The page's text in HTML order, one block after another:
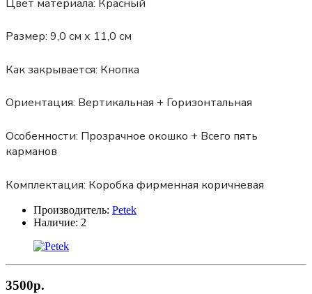
Цвет материала: Красный
Размер: 9,0 см х 11,0 см
Как закрывается: Кнопка
Ориентация: Вертикальная + Горизонтальная
Особенности: Прозрачное окошко + Всего пять
карманов
Комплектация: Коробка фирменная коричневая
Производитель: Petek
Наличие: 2
3500р.